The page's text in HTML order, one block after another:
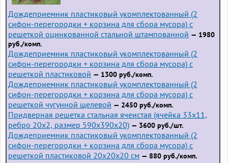
Дождеприемник пластиковый укомплектованный (2
сифон-перегородки + корзина для сбора мусора) с
решеткой оцинкованной стальной штампованной — 1980
руб./комп.
Дождеприемник пластиковый укомплектованный (2
сифон-перегородки + корзина для сбора мусора) с
решеткой пластиковой — 1300 руб./комп.
Дождеприемник пластиковый укомплектованный (2
сифон-перегородки + корзина для сбора мусора) с
решеткой чугунной щелевой — 2450 руб./комп.
Придверная решетка стальная ячеистая (ячейка 33x11,
ребро 20x2, размер 590x390x20) — 3600 руб./шт.
Дождеприемник пластиковый укомплектованный (2
сифон-перегородки + корзина для сбора мусора) с
решеткой пластиковой 20х20х20 см — 880 руб./комп.